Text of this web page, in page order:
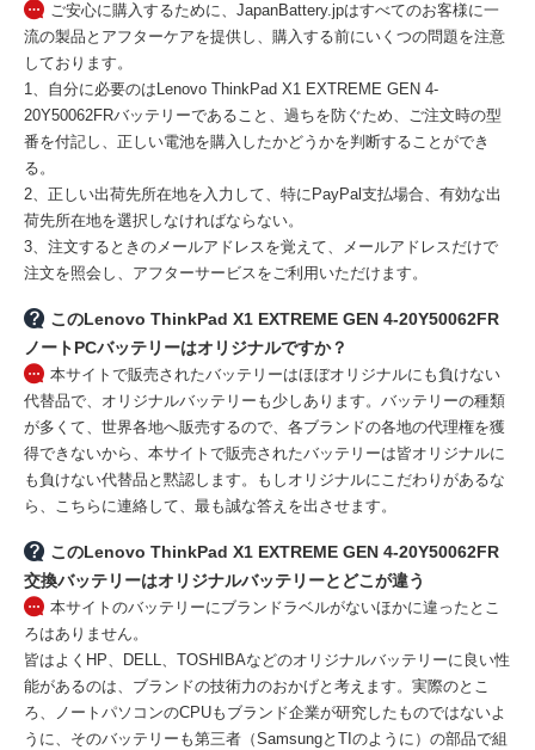
ご安心に購入するために、JapanBattery.jpはすべてのお客様に一
流の製品とアフターケアを提供し、購入する前にいくつの問題を注意
しております。
1、自分に必要のはLenovo ThinkPad X1 EXTREME GEN 4-
20Y50062FRバッテリーであること、過ちを防ぐため、ご注文時の型
番を付記し、正しい電池を購入したかどうかを判断することができ
る。
2、正しい出荷先所在地を入力して、特にPayPal支払場合、有効な出
荷先所在地を選択しなければならない。
3、注文するときのメールアドレスを覚えて、メールアドレスだけで
注文を照会し、アフターサービスをご利用いただけます。
このLenovo ThinkPad X1 EXTREME GEN 4-20Y50062FR
ノートPCバッテリーはオリジナルですか？
本サイトで販売されたバッテリーはほぼオリジナルにも負けない
代替品で、オリジナルバッテリーも少しあります。バッテリーの種類
が多くて、世界各地へ販売するので、各ブランドの各地の代理権を獲
得できないから、本サイトで販売されたバッテリーは皆オリジナルに
も負けない代替品と黙認します。もしオリジナルにこだわりがあるな
ら、こちらに連絡して、最も誠な答えを出させます。
このLenovo ThinkPad X1 EXTREME GEN 4-20Y50062FR
交換バッテリーはオリジナルバッテリーとどこが違う
本サイトのバッテリーにブランドラベルがないほかに違ったとこ
ろはありません。
皆はよくHP、DELL、TOSHIBAなどのオリジナルバッテリーに良い性
能があるのは、ブランドの技術力のおかげと考えます。実際のとこ
ろ、ノートパソコンのCPUもブランド企業が研究したものではないよ
うに、そのバッテリーも第三者（SamsungとTIのように）の部品で組